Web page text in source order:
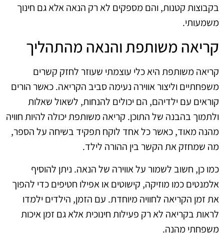
בקבוצות קטנות, והם מספקים לא רק הנאה אלא גם חינוך
משמעותי.
קריאה משותפת והנאה מהתהליך
קריאה משותפת היא כלי עוצמתי שעוזר לחזק קשרים
משפחתיים וליצור אווירה נעימה סביב הקריאה. כאשר הורים
קוראים עם ילדיהם, הם יכולים להנחות, לשאול שאלות
ולתמוך בהבנה של התוכן. קריאה משותפת יכולה להיות חוויה
מהנה מאוד, כאשר כל אחד לוקח תפקיד בשיחה על הספר,
מה שמחזק את הקשר בין ההורה לילד.
כמו כן, חשוב לשמור על אווירה של הנאה. ניתן להוסיף
אלמנטים כמו מוזיקה, קישוטים או אפילו חטיפים כדי להפוך
את זמן הקריאה לחוויה מיוחדת. עם הזמן, הילדים ילמדו
לראות בקריאה לא רק פעילות חינוכית אלא גם זמן איכות
משפחתי מהנה.